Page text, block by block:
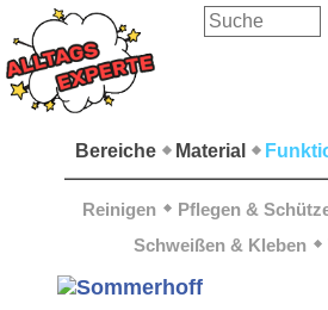
Bereiche Material
Reinigen Pflegen &
Schweißen & Kleben